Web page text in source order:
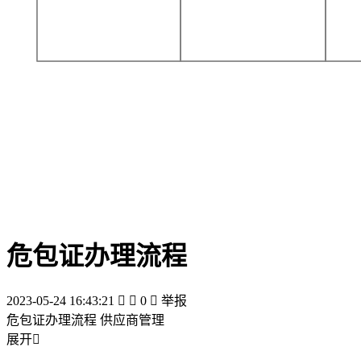
危包证办理流程
2023-05-24 16:43:21   0  举报
危包证办理流程 供应商管理
展开